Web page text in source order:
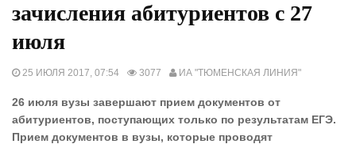
зачисления абитуриентов с 27
июля
25 ИЮЛЯ 2017, 07:54 3077 ИА "ТЮМЕНСКАЯ ЛИНИЯ"
26 июля вузы завершают прием документов от
абитуриентов, поступающих только по результатам ЕГЭ.
Прием документов в вузы, которые проводят